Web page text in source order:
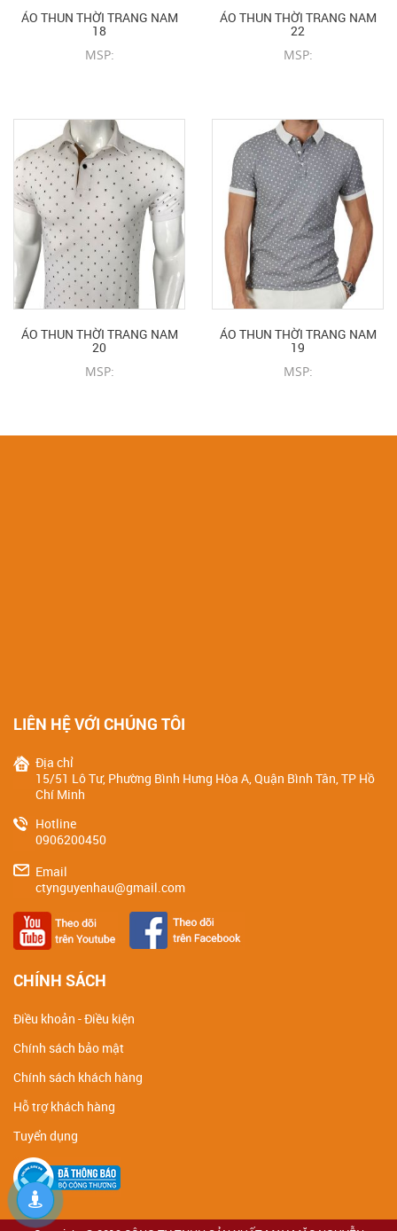
ÁO THUN THỜI TRANG NAM
18
MSP:
ÁO THUN THỜI TRANG NAM
22
MSP:
ÁO THUN THỜI TRANG NAM
20
MSP:
ÁO THUN THỜI TRANG NAM
19
MSP:
LIÊN HỆ VỚI CHÚNG TÔI
Địa chỉ
15/51 Lô Tư, Phường Bình Hưng Hòa A, Quận Bình Tân, TP Hồ
Chí Minh
Hotline
0906200450
Email
ctynguyenhau@gmail.com
CHÍNH SÁCH
Điều khoản - Điều kiện
Chính sách bảo mật
Chính sách khách hàng
Hỗ trợ khách hàng
Tuyển dụng